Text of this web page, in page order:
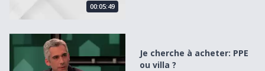
00:05:49
Je cherche à acheter: PPE ou villa ?
Je cherche à acheter: PPE
ou villa ?